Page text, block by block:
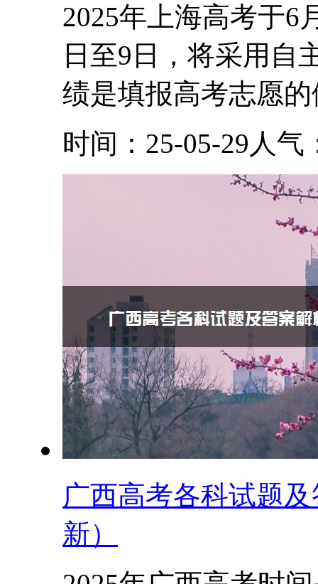
2025年上海高考于6
日至9日，将采用自
绩是填报高考志愿的
时间：25-05-29 人气
广西高考各科试题
新）